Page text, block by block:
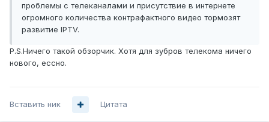
проблемы с телеканалами и присутствие в интернете
огромного количества контрафактного видео тормозят
развитие IPTV.
P.S.Ничего такой обзорчик. Хотя для зубров телекома ничего
нового, ессно.
Вставить ник Цитата